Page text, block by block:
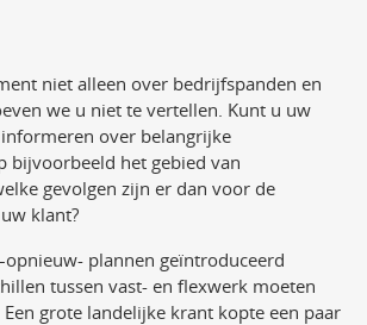
niet alleen over bedrijfspanden en
we u niet te vertellen. Kunt u uw
over belangrijke
bijvoorbeeld het gebied van
gevolgen zijn er dan voor de
klant?
plannen geïntroduceerd
tussen vast- en flexwerk moeten
grote landelijke krant kopte een paar